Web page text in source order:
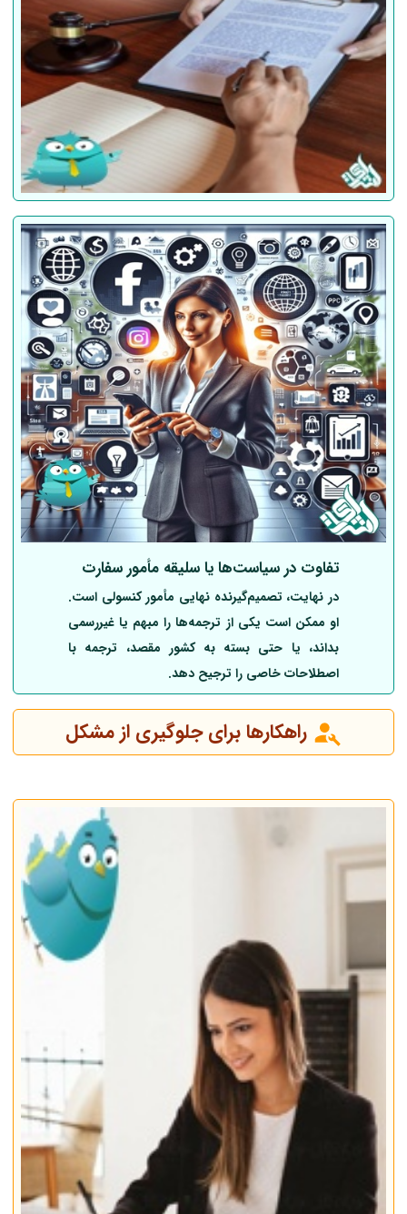
تفاوت درسیاست‌ها یا سلیقه مأمور سفارت
در نهایت، تصمیم‌گیرنده نهایی مأمور کنسولی است.
او ممکن است یکی از ترجمه‌ها را مبهم یا غیررسمی
بداند، یا حتی بسته به کشور مقصد، ترجمه با
اصطلاحات خاصی را ترجیح دهد.
راهکارها برای جلوگیری از مشکل